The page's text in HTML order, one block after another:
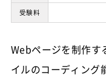
受験料
Webページを制作す
イルのコーディング